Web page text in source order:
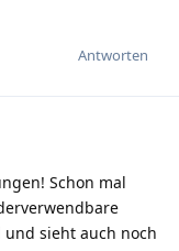
Antworten
Schon mal
und sieht auch noch